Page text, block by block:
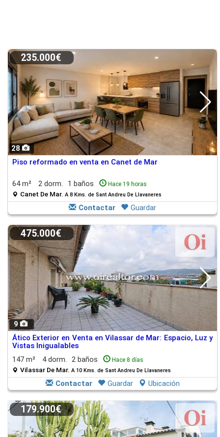
28
235.000€
Piso reformado en venta en Canet de Mar
64 m² 2 dorm. 1 baños Hace 19 horas
Canet De Mar. A 8 Kms. de Sant Andreu De Llavaneres
Contactar Guardar
9
475.000€
Ático Exterior en Venta en Vilassar de Mar: Espacio, Luz y
Vistas Inigualables
147 m²
4 dorm. 2 baños Hace 8 días
Vilassar De Mar. A 10 Kms. de Sant Andreu De Llavaneres
Contactar Guardar Ubicación
179.900€